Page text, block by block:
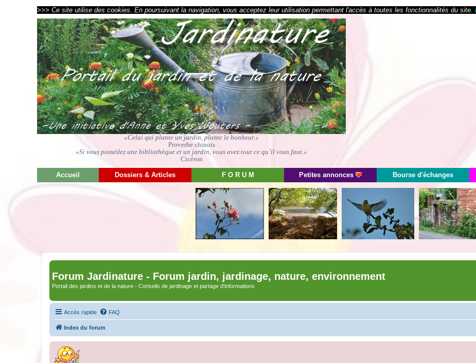
>>> Ce site utilise des cookies. En poursuivant la navigation, vous acceptez leur utilisation permettant l'accès à toutes les fonctionnalités du site.
«Celui qui plante un jardin, plante le bonheur.»
Proverbe chinois
«Si vous possédez une bibliothèque et un jardin, vous avez tout ce qu’il vous faut.»
Cicéron
Accueil Dossiers & Articles F O R U M Petites annonces Bourse d'échanges
Forum Jardinature - Forum jardin, jardinage, nature, environnement
Portail des jardins et de la nature - Conseils de jardinage et partage d'informations
Accès rapide FAQ
Index du forum